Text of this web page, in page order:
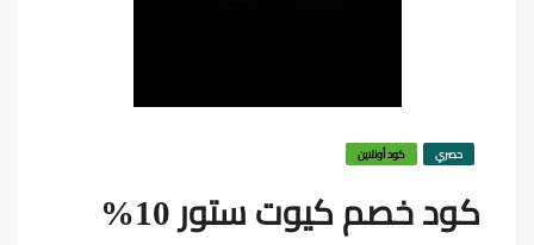
حصري كود أونلاين
كود خصم كيوت ستور 10%